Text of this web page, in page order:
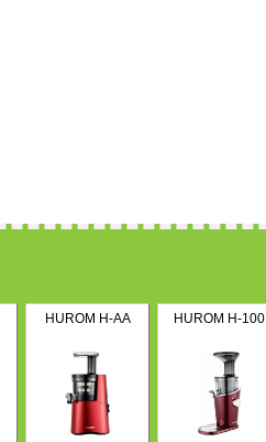
HUROM H-AA HUROM H-100